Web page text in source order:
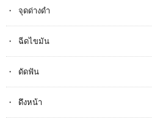
จุดด่างดำ
ฉีดไขมัน
ดัดฟัน
ดึงหน้า